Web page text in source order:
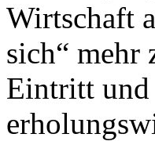
Wirtschaft
sich“ mehr
Eintritt und